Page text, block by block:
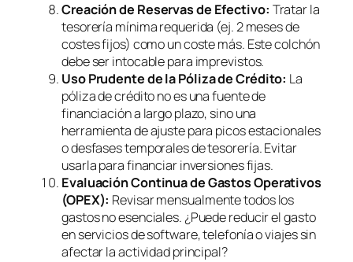
Creación de Reservas de Efectivo: Tratar la
tesorería mínima requerida (ej. 2 meses de
costes fijos) como un coste más. Este colchón
debe ser intocable para imprevistos.
Uso Prudente de la Póliza de Crédito: La
póliza de crédito no es una fuente de
financiación a largo plazo, sino una
herramienta de ajuste para picos estacionales
o desfases temporales de tesorería. Evitar
usarla para financiar inversiones fijas.
Evaluación Continua de Gastos Operativos
(OPEX): Revisar mensualmente todos los
gastos no esenciales. ¿Puede reducir el gasto
en servicios desoftware, telefonía o viajes sin
afectar la actividad principal?